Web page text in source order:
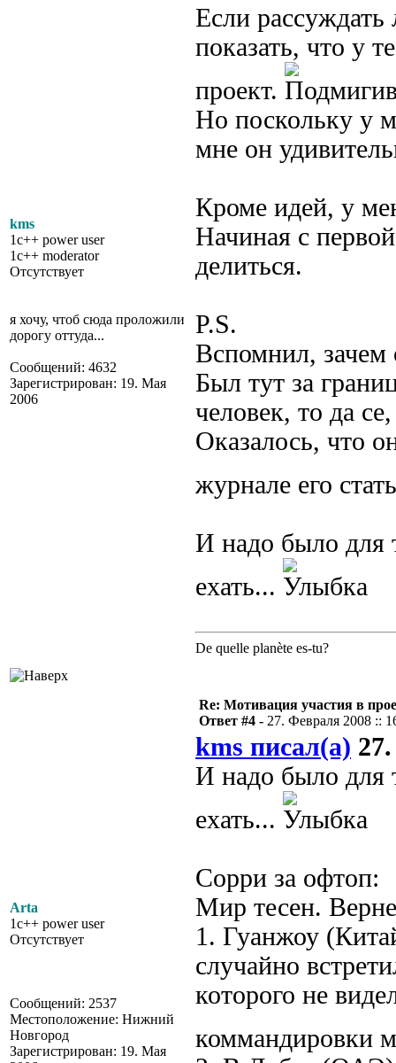
kms
1c++ power user
1c++ moderator
Отсутствует
я хочу, чтоб сюда проложили
дорогу оттуда...
Сообщений: 4632
Зарегистрирован: 19. Мая
2006
Если
показать, что у
проект.
Но поскольку у
мне он
Кроме идей, у
Начиная с
делиться.
P.S.
Вспомнил, зачем
Был тут за
человек, то да
Оказалось, что
журнале его
И надо было для
ехать...
De quelle planète es-tu?
Arta
1c++ power user
Отсутствует
Сообщений: 2537
Местоположение: Нижний
Новгород
Зарегистрирован: 19. Мая
Re: Мотивация участия в
Ответ #4 - 27. Февраля 2008 ::
kms писал(а)
И надо было для
ехать...
Сорри за офтоп:
Мир тесен.
1. Гуанжоу
случайно
которого не
коммандировки